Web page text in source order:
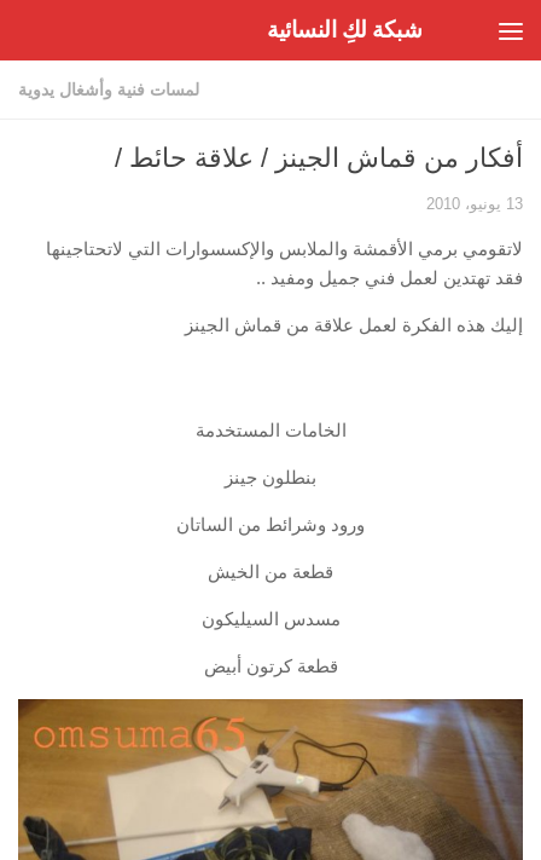
شبكة لكِ النسائية
لمسات فنية وأشغال يدوية
أفكار من قماش الجينز / علاقة حائط /
13 يونيو، 2010
لاتقومي برمي الأقمشة والملابس والإكسسوارات التي لاتحتاجينها
فقد تهتدين لعمل فني جميل ومفيد ..
إليك هذه الفكرة لعمل علاقة من قماش الجينز
الخامات المستخدمة
بنطلون جينز
ورود وشرائط من الساتان
قطعة من الخيش
مسدس السيليكون
قطعة كرتون أبيض